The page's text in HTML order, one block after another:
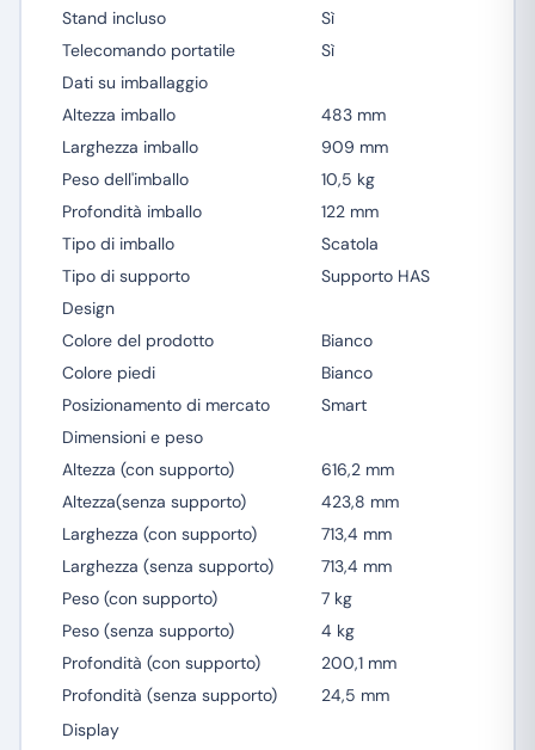
Stand incluso
Sì
Telecomando portatile
Sì
Dati su imballaggio
Altezza imballo
483 mm
Larghezza imballo
909 mm
Peso dell'imballo
10,5 kg
Profondità imballo
122 mm
Tipo di imballo
Scatola
Tipo di supporto
Supporto HAS
Design
Colore del prodotto
Bianco
Colore piedi
Bianco
Posizionamento di mercato
Smart
Dimensioni e peso
Altezza (con supporto)
616,2 mm
Altezza(senza supporto)
423,8 mm
Larghezza (con supporto)
713,4 mm
Larghezza (senza supporto)
713,4 mm
Peso (con supporto)
7 kg
Peso (senza supporto)
4 kg
Profondità (con supporto)
200,1 mm
Profondità (senza supporto)
24,5 mm
Display